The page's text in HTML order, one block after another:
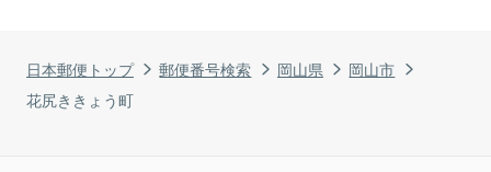
日本郵便トップ 郵便番号検索 岡山県
岡山市
花尻ききょう町